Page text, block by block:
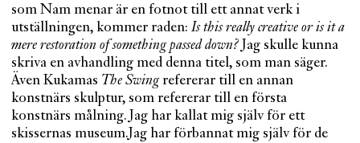
som Nam menar är en fotnot till ett annat verk i
utställningen, kommer raden: Is this really creative or is it a
mere restoration of something passed down? Jag skulle kunna
skriva en avhandling med denna titel, som man säger.
Även Kukamas The Swingrefererar till en annan
konstnärs skulptur, som refererar till en första
konstnärs målning. Jag har kallat mig själv för ett
skissernas museum.Jag har förbannat mig själv för de